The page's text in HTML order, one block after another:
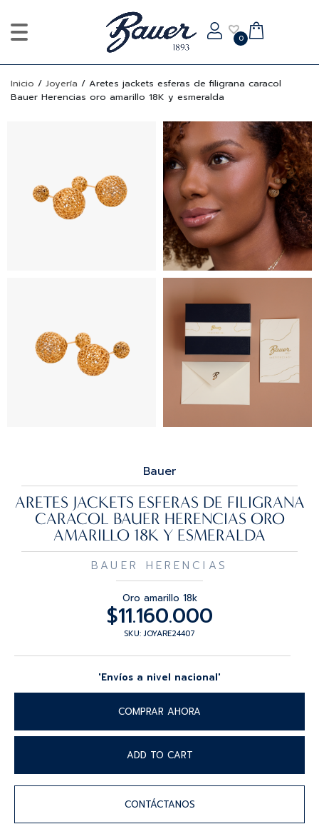
0
Inicio / Joyería / Aretes jackets esferas de filigrana caracol
Bauer Herencias oro amarillo 18K y esmeralda
Bauer
ARETES JACKETS ESFERAS DE FILIGRANA
CARACOL BAUER HERENCIAS ORO
AMARILLO 18K Y ESMERALDA
BAUER HERENCIAS
Oro amarillo 18k
$11.160.000
SKU: JOYARE24407
'Envíos a nivel nacional'
COMPRAR AHORA
ADD TO CART
CONTÁCTANOS